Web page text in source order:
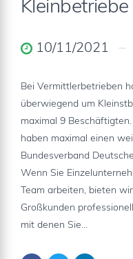
Kleinbetriebe
10/11/2021
Bei Vermittlerbetrieben
überwiegend um
maximal 9
haben maximal einen
Bundesverband
Wenn Sie
Team arbeiten, bieten
Großkunden
mit denen Sie...